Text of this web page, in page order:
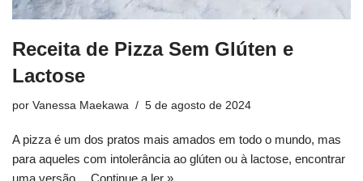
Receita de Pizza Sem Glúten e
Lactose
por Vanessa Maekawa 5 de agosto de 2024
A pizza é um dos pratos mais amados em todo o mundo, mas
para aqueles com intolerância ao glúten ou à lactose, encontrar